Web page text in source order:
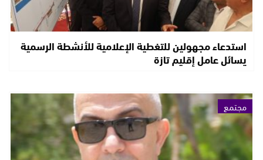
استدعاء مجهولين للتغطية الإعلامية للأنشطة الرسمية
يسائل عامل إقليم تازة
مجتمع